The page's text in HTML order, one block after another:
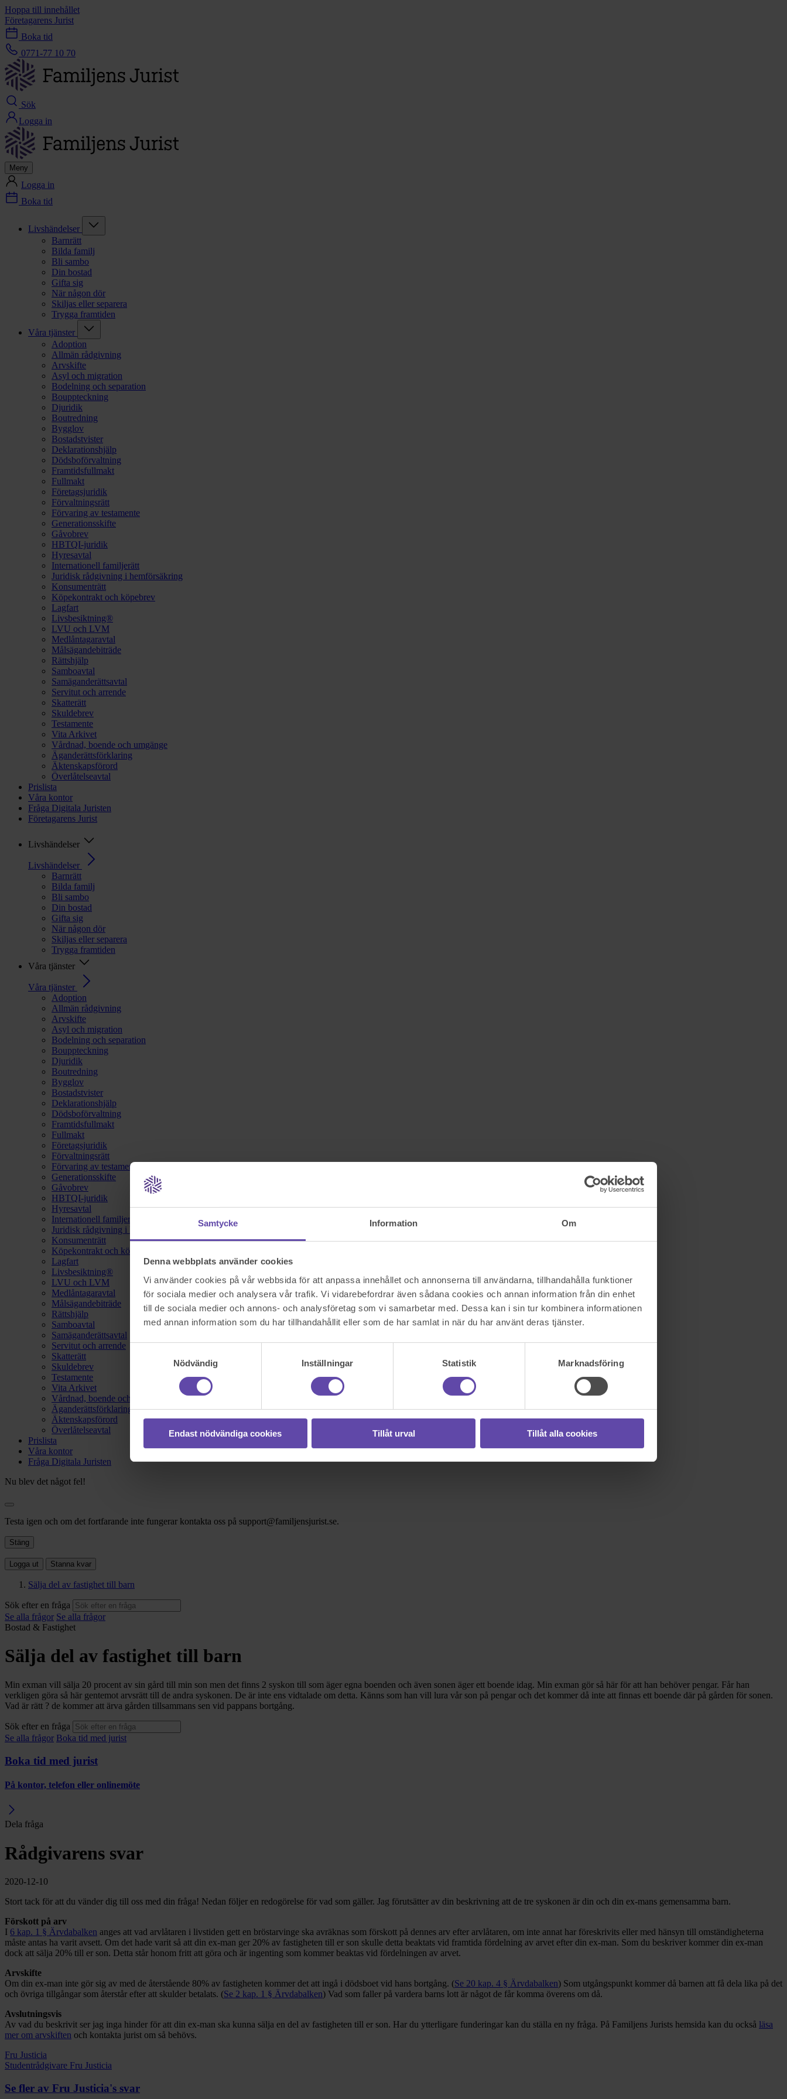
Samtycke Information Om
Denna webbplats använder cookies
Vi använder cookies på vår webbsida för att anpassa innehållet och annonserna till användarna, tillhandahålla funktioner
för sociala medier och analysera vår trafik. Vi vidarebefordrar även sådana cookies och annan information från din enhet
till de sociala medier och annons- och analysföretag som vi samarbetar med. Dessa kan i sin tur kombinera informationen
med annan information som du har tillhandahållit eller som de har samlat in när du har använt deras tjänster.
Nödvändig
Inställningar Statistik Marknadsföring
Endast nödvändiga cookies Tillåt urval Tillåt alla cookies
Hoppa till innehållet
Företagarens Jurist
Boka tid
0771-77 10 70
Sök
Logga in
Meny
Logga in
Boka tid
Livshändelser
Barnrätt
Bilda familj
Bli sambo
Din bostad
Gifta sig
När någon dör
Skiljas eller separera
Trygga framtiden
Våra tjänster
Adoption
Allmän rådgivning
Arvskifte
Asyl och migration
Bodelning och separation
Bouppteckning
Djuridik
Boutredning
Bygglov
Bostadstvister
Deklarationshjälp
Dödsboförvaltning
Framtidsfullmakt
Fullmakt
Företagsjuridik
Förvaltningsrätt
Förvaring av testamente
Generationsskifte
Gåvobrev
HBTQI-juridik
Hyresavtal
Internationell familjerätt
Juridisk rådgivning i hemförsäkring
Konsumenträtt
Köpekontrakt och köpebrev
Lagfart
Livsbesiktning®
LVU och LVM
Medlåntagaravtal
Målsägandebiträde
Rättshjälp
Samboavtal
Samäganderättsavtal
Servitut och arrende
Skatterätt
Skuldebrev
Testamente
Vita Arkivet
Vårdnad, boende och umgänge
Äganderättsförklaring
Äktenskapsförord
Överlåtelseavtal
Prislista
Våra kontor
Fråga Digitala Juristen
Företagarens Jurist
Livshändelser
Livshändelser
Barnrätt
Bilda familj
Bli sambo
Din bostad
Gifta sig
När någon dör
Skiljas eller separera
Trygga framtiden
Våra tjänster
Våra tjänster
Adoption
Allmän rådgivning
Arvskifte
Asyl och migration
Bodelning och separation
Bouppteckning
Djuridik
Boutredning
Bygglov
Bostadstvister
Deklarationshjälp
Dödsboförvaltning
Framtidsfullmakt
Fullmakt
Företagsjuridik
Förvaltningsrätt
Förvaring av testamente
Generationsskifte
Gåvobrev
HBTQI-juridik
Hyresavtal
Internationell familjerätt
Juridisk rådgivning i hemförsäkring
Konsumenträtt
Köpekontrakt och köpebrev
Lagfart
Livsbesiktning®
LVU och LVM
Medlåntagaravtal
Målsägandebiträde
Rättshjälp
Samboavtal
Samäganderättsavtal
Servitut och arrende
Skatterätt
Skuldebrev
Testamente
Vita Arkivet
Vårdnad, boende och umgänge
Äganderättsförklaring
Äktenskapsförord
Överlåtelseavtal
Prislista
Våra kontor
Fråga Digitala Juristen
Nu blev det något fel!
Testa igen och om det fortfarande inte fungerar kontakta oss på support@familjensjurist.se.
Stäng
Logga ut Stanna kvar
Sälja del av fastighet till barn
Sök efter en fråga
Se alla frågor Se alla frågor
Bostad & Fastighet
Sälja del av fastighet till barn
Min exman vill sälja 20 procent av sin gård till min son men det finns 2 syskon till som äger egna boenden och även sonen äger ett boende idag. Min exman gör så här för att han behöver pengar. Får han
verkligen göra så här gentemot arvsrätt till de andra syskonen. De är inte ens vidtalade om detta. Känns som han vill lura vår son på pengar och det kommer då inte att finnas ett boende där på gården för sonen.
Vad är rätt ? de kommer att ärva gården tillsammans sen vid pappans bortgång.
Sök efter en fråga
Se alla frågor Boka tid med jurist
Boka tid med jurist
På kontor, telefon eller onlinemöte
Dela fråga
Rådgivarens svar
2020-12-10
Stort tack för att du vänder dig till oss med din fråga! Nedan följer en redogörelse för vad som gäller. Jag förutsätter av din beskrivning att de tre syskonen är din och din ex-mans gemensamma barn.
Förskott på arv
I 6 kap. 1 § Ärvdabalken anges att vad arvlåtaren i livstiden gett en bröstarvinge ska avräknas som förskott på dennes arv efter arvlåtaren, om inte annat har föreskrivits eller med hänsyn till omständigheterna
måste antas ha varit avsett. Om det hade varit så att din ex-man ger 20% av fastigheten till er son skulle detta beaktats vid framtida fördelning av arvet efter din ex-man. Som du beskriver kommer din ex-man
dock att sälja 20% till er son. Detta står honom fritt att göra och är ingenting som kommer beaktas vid fördelningen av arvet.
Arvskifte
Om din ex-man inte gör sig av med de återstående 80% av fastigheten kommer det att ingå i dödsboet vid hans bortgång. (Se 20 kap. 4 § Ärvdabalken) Som utgångspunkt kommer då barnen att få dela lika på det
och övriga tillgångar som återstår efter att skulder betalats. (Se 2 kap. 1 § Ärvdabalken) Vad som faller på vardera barns lott är något de får komma överens om då.
Avslutningsvis
Av vad du beskrivit ser jag inga hinder för att din ex-man ska kunna sälja en del av fastigheten till er son. Har du ytterligare funderingar kan du ställa en ny fråga. På Familjens Jurists hemsida kan du också läsa
mer om arvskiften och kontakta jurist om så behövs.
Fru Justicia
Studentrådgivare Fru Justicia
Se fler av Fru Justicia's svar